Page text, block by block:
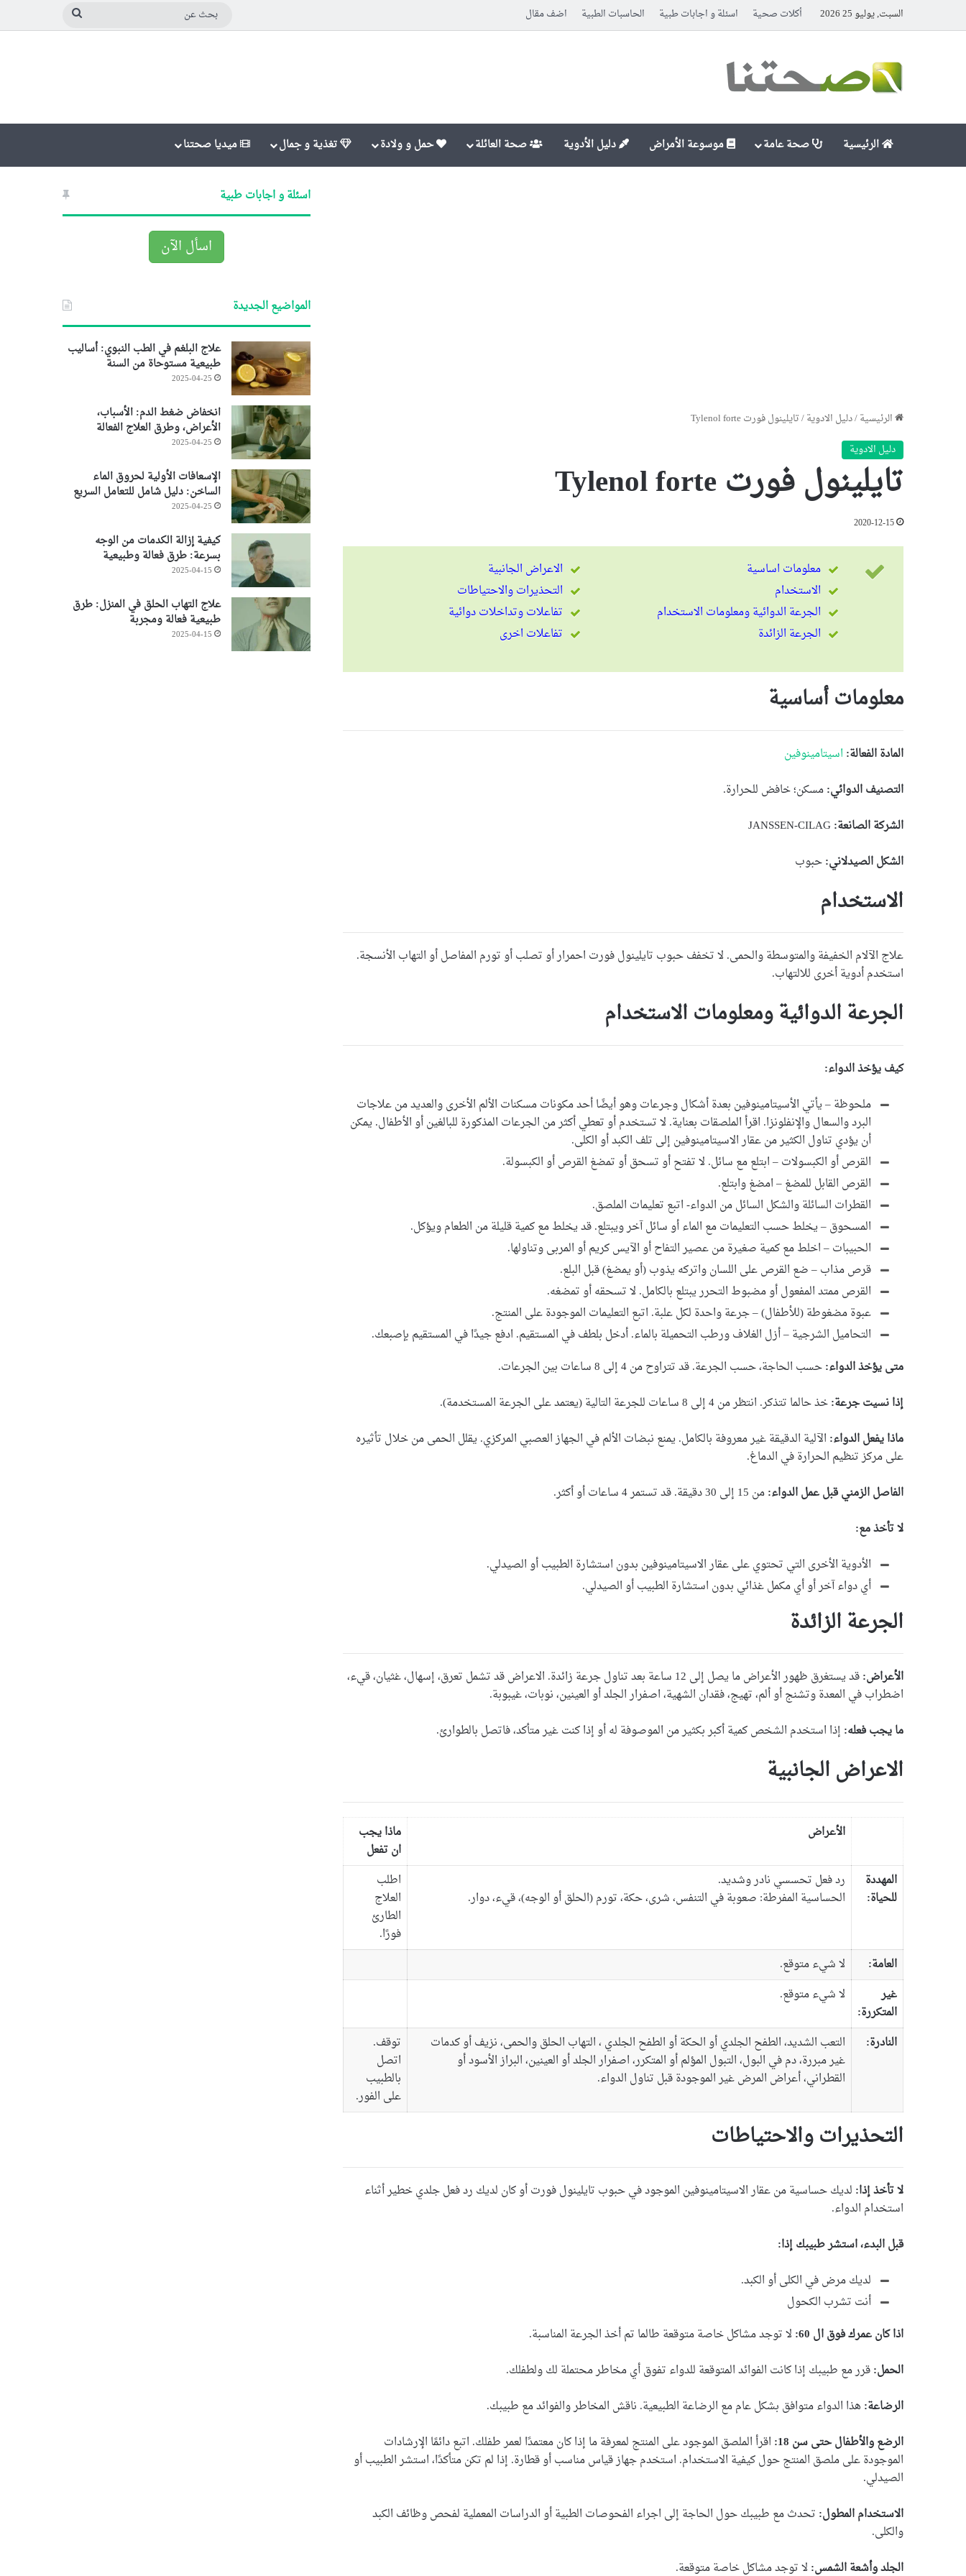
السبت, يوليو 25 2026 أكلات صحية اسئلة و اجابات طبية الحاسبات الطبية اضف مقال
الرئيسية صحة عامة موسوعة الأمراض دليل الأدوية صحة العائلة حمل و ولادة تغذية و جمال ميديا صحتنا
الرئيسية/دليل الادوية/تايلينول فورت Tylenol forte
دليل الادوية
تايلينول فورت Tylenol forte
2020-12-15
معلومات اساسية
الاستخدام
الجرعة الدوائية ومعلومات الاستخدام
الجرعة الزائدة
الاعراض الجانبية
التحذيرات والاحتياطات
تفاعلات وتداخلات دوائية
تفاعلات اخرى
معلومات أساسية
المادة الفعالة: اسيتامينوفين
التصنيف الدوائي:مسكن؛ خافض للحرارة.
الشركة الصانعة:
الشكل الصيدلاني:حبوب
الاستخدام
علاج الآلام الخفيفة والمتوسطة والحمى. لا تخفف حبوب تايلينول فورت احمرار أو تصلب أو تورم المفاصل أو التهاب الأنسجة.
استخدم أدوية أخرى للالتهاب.
الجرعة الدوائية ومعلومات الاستخدام
كيف يؤخذ الدواء:
ملحوظة – يأتي الأسيتامينوفين بعدة أشكال وجرعات وهو أيضًا أحد مكونات مسكنات الألم الأخرى والعديد من علاجات
البرد والسعال والإنفلونزا. اقرأ الملصقات بعناية. لا تستخدم أو تعطي أكثر من الجرعات المذكورة للبالغين أو الأطفال. يمكن
أن يؤدي تناول الكثير من عقار الاسيتامينوفين إلى تلف الكبد أو الكلى.
القرص أو الكبسولات – ابتلع مع سائل. لا تفتح أو تسحق أو تمضغ القرص أو الكبسولة.
القرص القابل للمضغ – امضغ وابتلع.
القطرات السائلة والشكل السائل من الدواء- اتبع تعليمات الملصق.
المسحوق – يخلط حسب التعليمات مع الماء أو سائل آخر ويبتلع. قد يخلط مع كمية قليلة من الطعام ويؤكل.
الحبيبات – اخلط مع كمية صغيرة من عصير التفاح أو الآيس كريم أو المربى وتناولها.
قرص مذاب – ضع القرص على اللسان واتركه يذوب (أو يمضغ) قبل البلع.
القرص ممتد المفعول أو مضبوط التحرر يبتلع بالكامل. لا تسحقه أو تمضغه.
عبوة مضغوطة (للأطفال) – جرعة واحدة لكل علبة. اتبع التعليمات الموجودة على المنتج.
التحاميل الشرجية – أزل الغلاف ورطب التحميلة بالماء. أدخل بلطف في المستقيم. ادفع جيدًا في المستقيم بإصبعك.
متى يؤخذ الدواء:حسب الحاجة، حسب الجرعة. قد تتراوح من 4 إلى 8 ساعات بين الجرعات.
إذا نسيت جرعة:خذ حالما تتذكر. انتظر من 4 إلى 8 ساعات للجرعة التالية (يعتمد على الجرعة المستخدمة).
ماذا يفعل الدواء: الآلية الدقيقة غير معروفة بالكامل. يمنع نبضات الألم في الجهاز العصبي المركزي. يقلل الحمى من خلال تأثيره
على مركز تنظيم الحرارة في الدماغ.
الفاصل الزمني قبل عمل الدواء:من 15 إلى 30 دقيقة. قد تستمر 4 ساعات أو أكثر.
لا تأخذ مع:
الأدوية الأخرى التي تحتوي على عقار الاسيتامينوفين بدون استشارة الطبيب أو الصيدلي.
أي دواء آخر أو أي مكمل غذائي بدون استشارة الطبيب أو الصيدلي.
الجرعة الزائدة
الأعراض:
قد يستغرق ظهور الأعراض ما يصل إلى 12 ساعة بعد تناول جرعة زائدة. الاعراض قد تشمل تعرق، إسهال، غثيان، قيء،
اضطراب في المعدة وتشنج أو ألم، تهيج، فقدان الشهية، اصفرار الجلد أو العينين، نوبات، غيبوبة.
ما يجب فعله: إذا استخدم الشخص كمية أكبر بكثير من الموصوفة له أو إذا كنت غير متأكد، فاتصل بالطوارئ.
الاعراض الجانبية
الأعراض
ماذا يجب
ان تفعل
المهددة
للحياة:
رد فعل تحسسي نادر وشديد.
الحساسية المفرطة: صعوبة في التنفس، شرى، حكة، تورم (الحلق أو الوجه)، قيء، دوار.
اطلب
العلاج
الطارئ
فورًا.
العامة:
لا شيء متوقع.
غير
المتكررة:
لا شيء متوقع.
النادرة:
التعب الشديد، الطفح الجلدي أو الحكة أو الطفح الجلدي ، التهاب الحلق والحمى، نزيف أو كدمات
غير مبررة، دم في البول، التبول المؤلم أو المتكرر، اصفرار الجلد أو العينين، البراز الأسود أو
القطراني، أعراض المرض غير الموجودة قبل تناول الدواء.
توقف.
اتصل
بالطبيب
على الفور.
التحذيرات والاحتياطات
لا تأخذ إذا: لديك حساسية من عقار الاسيتامينوفين الموجود في حبوب تايلينول فورت أو كان لديك رد فعل جلدي خطير أثناء
استخدام الدواء.
قبل البدء، استشر طبيبك إذا:
لديك مرض في الكلى أو الكبد.
أنت تشرب الكحول
اذا كان عمرك فوق ال 60:
لا توجد مشاكل خاصة متوقعة طالما تم أخذ الجرعة المناسبة.
الحمل:قرر مع طبيبك إذا كانت الفوائد المتوقعة للدواء تفوق أي مخاطر محتملة لك ولطفلك.
الرضاعة: هذا الدواء متوافق بشكل عام مع الرضاعة الطبيعية. ناقش المخاطر والفوائد مع طبيبك.
الرضع والأطفال حتى سن 18:
اقرأ الملصق الموجود على المنتج لمعرفة ما إذا كان معتمدًا لعمر طفلك. اتبع دائمًا الإرشادات
الموجودة على ملصق المنتج حول كيفية الاستخدام. استخدم جهاز قياس مناسب أو قطارة. إذا لم تكن متأكدًا، استشر الطبيب أو
الصيدلي.
الاستخدام المطول: تحدث مع طبيبك حول الحاجة إلى اجراء الفحوصات الطبية أو الدراسات المعملية لفحص وظائف الكبد
والكلى.
الجلد وأشعة الشمس:لا توجد مشاكل خاصة متوقعة.
اسئلة و اجابات طبية
اسأل الآن
المواضيع الجديدة
علاج البلغم في الطب النبوي: أساليب
طبيعية مستوحاة من السنة
2025-04-25
انخفاض ضغط الدم: الأسباب،
الأعراض، وطرق العلاج الفعالة
2025-04-25
الإسعافات الأولية لحروق الماء
الساخن: دليل شامل للتعامل السريع
2025-04-25
كيفية إزالة الكدمات من الوجه
بسرعة: طرق فعالة وطبيعية
2025-04-15
علاج التهاب الحلق في المنزل: طرق
طبيعية فعالة ومجربة
2025-04-15